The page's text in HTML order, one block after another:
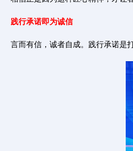
践行承诺即为诚信
言而有信，诚者自成。践行承诺是